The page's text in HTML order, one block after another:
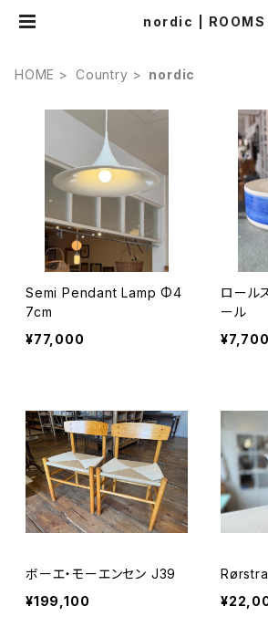
nordic | ROOMS
HOME Country nordic
Semi Pendant Lamp Φ4
7cm
¥77,000
ロール
ール
¥7,700
ボーエ・モーエンセン J39
¥199,100